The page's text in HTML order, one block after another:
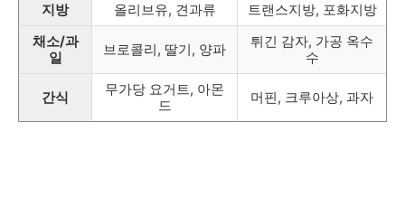
지방
올리브유, 견과류
트랜스지방, 포화지방
채소/과
일
브로콜리, 딸기, 양파
튀긴 감자, 가공 옥수
수
간식
무가당 요거트, 아몬
드
머핀, 크루아상, 과자